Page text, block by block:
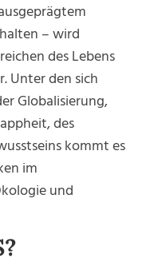
– wird
des Lebens
Unter den sich
Globalisierung,
des
kommt es
im
und
akzeptieren
Funktionen und
erforderlich.
von externen
auf diese Inhalte